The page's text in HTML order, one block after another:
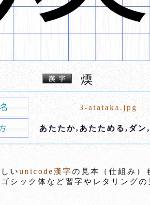
煗
3-atataka.jpg
あたたか,あたためる,ダン
い unicode漢字の見本（仕組み）
シック体など習字やレタリング